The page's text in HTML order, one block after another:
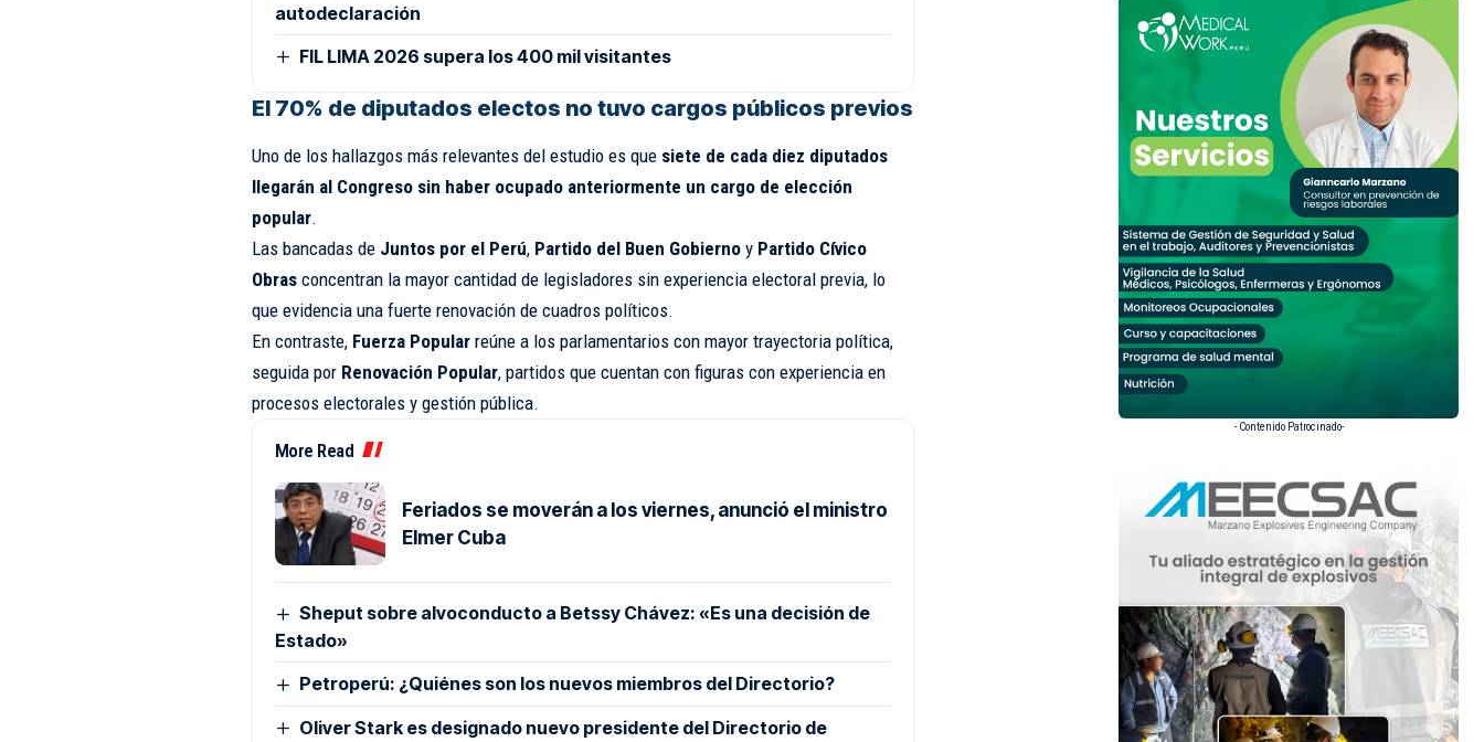
autodeclaración
FIL LIMA 2026 supera los 400 mil visitantes
El 70% de diputados electos no tuvo cargos públicos previos
Uno de los hallazgos más relevantes del estudio es que siete de cada diez diputados
llegarán al Congreso sin haber ocupado anteriormente un cargo de elección
popular.
Las bancadas de Juntos por el Perú, Partido del Buen Gobiernoy Partido Cívico
Obrasconcentran la mayor cantidad de legisladores sin experiencia electoral previa, lo
que evidencia una fuerte renovación de cuadros políticos.
En contraste, Fuerza Popularreúne a los parlamentarios con mayor trayectoria política,
seguida por Renovación Popular, partidos que cuentan con figuras con experiencia en
procesos electorales y gestión pública.
More Read
Feriados se moverán a los viernes, anunció el ministro
Elmer Cuba
Sheput sobre alvoconducto a Betssy Chávez: «Es una decisión de
Estado»
Petroperú: ¿Quiénes son los nuevos miembros del Directorio?
Oliver Stark es designado nuevo presidente del Directorio de
- Contenido Patrocinado-